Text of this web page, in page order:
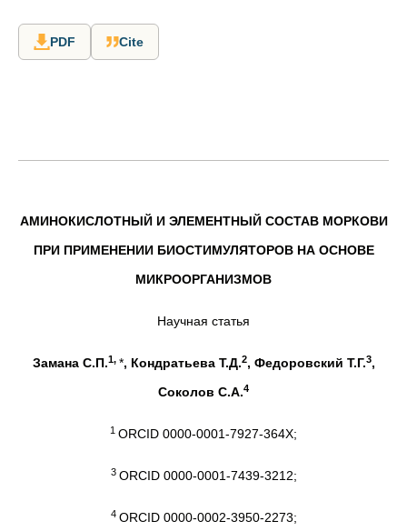
PDF Cite
АМИНОКИСЛОТНЫЙ И ЭЛЕМЕНТНЫЙ СОСТАВ МОРКОВИ
ПРИ ПРИМЕНЕНИИ БИОСТИМУЛЯТОРОВ НА ОСНОВЕ
МИКРООРГАНИЗМОВ
Научная статья
Замана С.П.1, *, Кондратьева Т.Д.2, Федоровский Т.Г.3,
Соколов С.А.4
1 ORCID 0000-0001-7927-364X;
3 ORCID 0000-0001-7439-3212;
4 ORCID 0000-0002-3950-2273;